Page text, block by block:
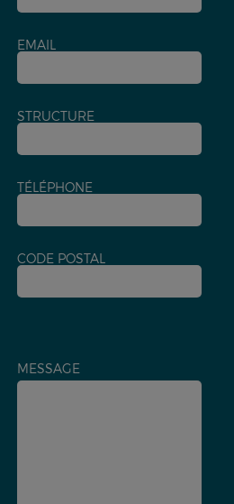
EMAIL
STRUCTURE
TÉLÉPHONE
CODE POSTAL
MESSAGE